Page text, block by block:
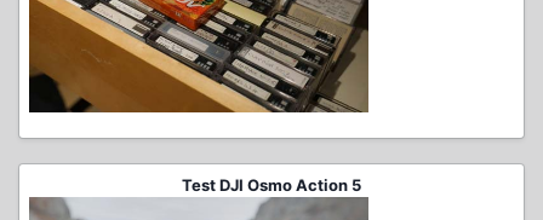
Test DJI Osmo Action 5